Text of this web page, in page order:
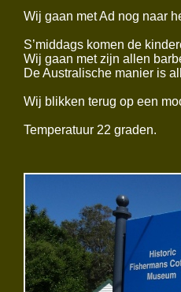
Wij gaan met Ad nog naar
S’middags komen de
Wij gaan met zijn allen
De Australische manier is
Wij blikken terug op een
Temperatuur 22 graden.